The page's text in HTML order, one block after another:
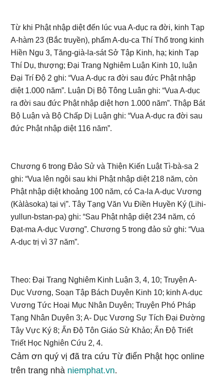
Từ khi Phật nhập diệt đến lúc vua A-dục ra đời, kinh Tạp
A-hàm 23 (Bắc truyền), phẩm A-du-ca Thí Thổ trong kinh
Hiền Ngu 3, Tăng-già-la-sát Sở Tập Kinh, hạ; kinh Tạp
Thí Dụ, thượng; Đại Trang Nghiêm Luận Kinh 10, luận
Đại Trí Độ 2 ghi: “Vua A-dục ra đời sau đức Phật nhập
diệt 1.000 năm”. Luận Dị Bộ Tông Luân ghi: “Vua A-dục
ra đời sau đức Phật nhập diệt hơn 1.000 năm”. Thập Bát
Bộ Luận và Bộ Chấp Dị Luận ghi: “Vua A-dục ra đời sau
đức Phật nhập diệt 116 năm”.
Chương 6 trong Đảo Sử và Thiện Kiến Luật Tì-bà-sa 2
ghi: “Vua lên ngôi sau khi Phật nhập diệt 218 năm, còn
Phật nhập diệt khoảng 100 năm, có Ca-la A-dục Vương
(Kàlàsoka) tại vị”. Tây Tạng Văn Vu Điền Huyền Ký (Lihi-
yullun-bstan-pa) ghi: “Sau Phật nhập diệt 234 năm, có
Đạt-ma A-dục Vương”. Chương 5 trong đảo sử ghi: “Vua
A-dục trị vì 37 năm”.
Theo: Đại Trang Nghiêm Kinh Luận 3, 4, 10; Truyện A-
Dục Vương, Soạn Tập Bách Duyên Kinh 10; kinh A-dục
Vương Tức Hoại Mục Nhân Duyên; Truyện Phó Pháp
Tạng Nhân Duyên 3; A- Dục Vương Sự Tích Đại Đường
Tây Vực Ký 8; Ấn Độ Tôn Giáo Sử Khảo; Ấn Độ Triết
Triết Học Nghiên Cứu 2, 4.
Cảm ơn quý vị đã tra cứu Từ điển Phật học online
trên trang nhà niemphat.vn.